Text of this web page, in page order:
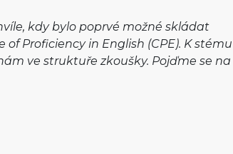
kdy bylo poprvé možné skládat
Proficiency in English (CPE). K stému
ve struktuře zkoušky. Pojďme se na